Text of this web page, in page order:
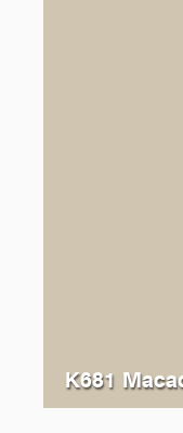
K564
K681